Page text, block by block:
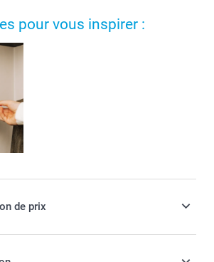
pour vous inspirer :
de prix
EURO (€), TVA incluse et hors frais de